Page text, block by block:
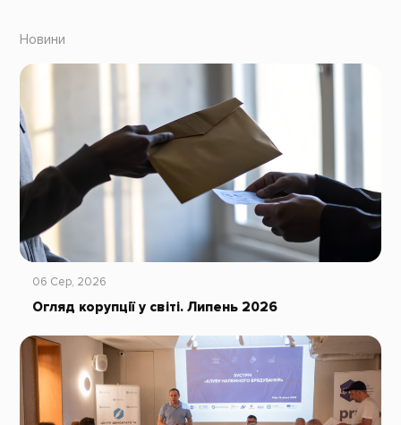
Новини
06 Сер, 2026
Огляд корупції у світі. Липень 2026